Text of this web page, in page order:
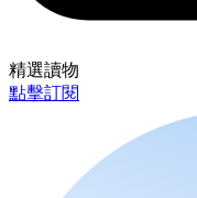
精選讀物
點擊訂閱